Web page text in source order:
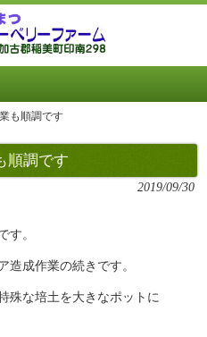
も順調です
順調です
2019/09/30
す。
造成作業の続きです。
殊な培土を大きなポットに